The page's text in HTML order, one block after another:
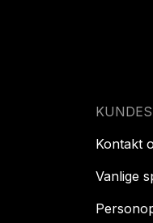
Kontakt
Vanlige